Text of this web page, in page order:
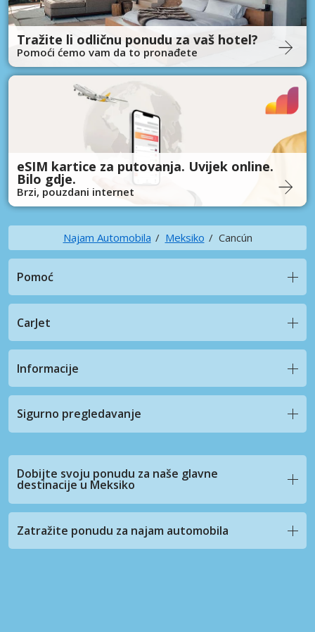
Tražite li odličnu ponudu za vaš hotel?
Pomoći ćemo vam da to pronađete
eSIM kartice za putovanja. Uvijek online.
Bilo gdje.
Brzi, pouzdani internet
Najam Automobila Meksiko Cancún
Pomoć
CarJet
Informacije
Sigurno pregledavanje
Dobijte svoju ponudu za naše glavne
destinacije u Meksiko
Zatražite ponudu za najam automobila